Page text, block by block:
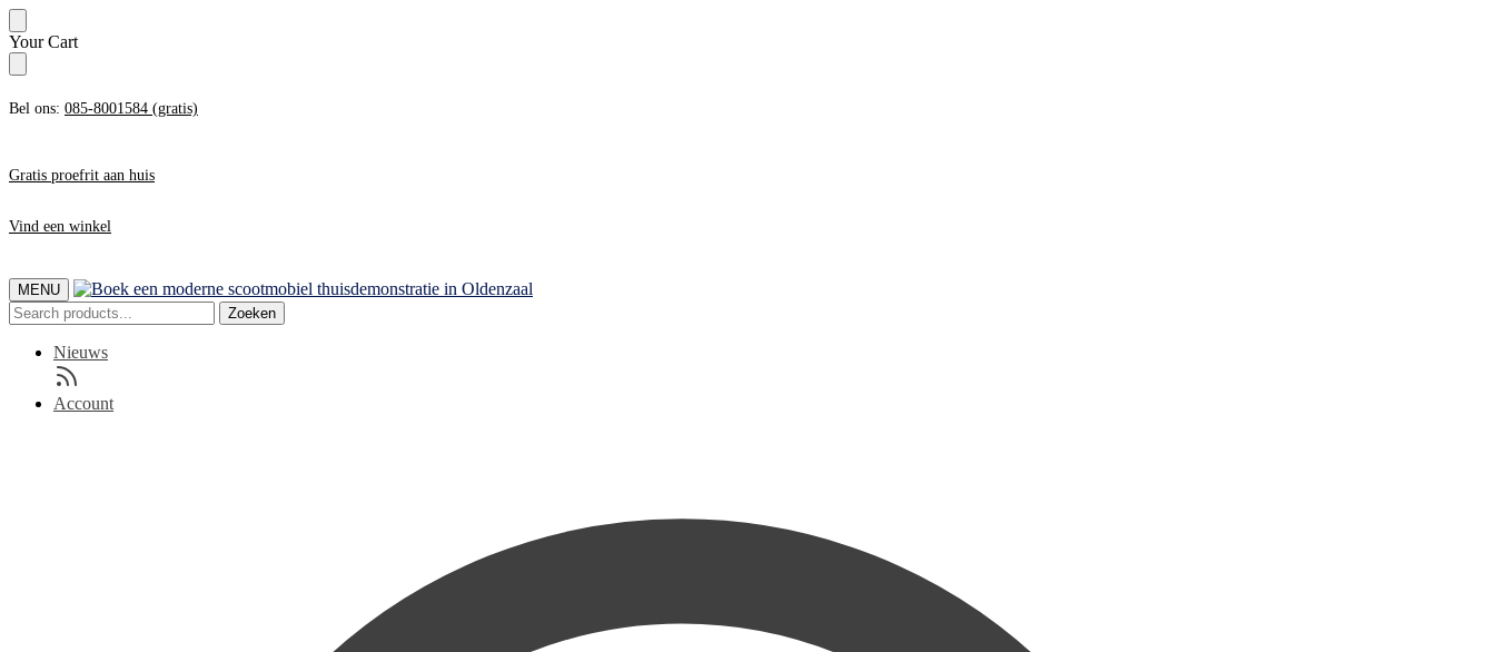
Skip
to
navigation
Skip
to
content
Your Cart
Bel ons: 085-8001584 (gratis)
Gratis proefrit aan huis
Vind een winkel
MENU
Zoeken
naar:
Zoeken
Nieuws
Account